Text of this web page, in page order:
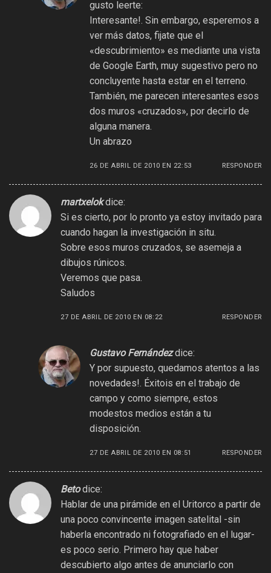
gusto leerte:
Interesante!. Sin embargo, esperemos a
ver más datos, fijate que el
«descubrimiento» es mediante una vista
de Google Earth, muy sugestivo pero no
concluyente hasta estar en el terreno.
También, me parecen interesantes esos
dos muros «cruzados», por decirlo de
alguna manera.
Un abrazo
26 DE ABRIL DE 2010 EN 22:53 RESPONDER
martxelok dice:
Si es cierto, por lo pronto ya estoy invitado para
cuando hagan la investigación in situ.
Sobre esos muros cruzados, se asemeja a
dibujos rúnicos.
Veremos que pasa.
Saludos
27 DE ABRIL DE 2010 EN 08:22 RESPONDER
Gustavo Fernández dice:
Y por supuesto, quedamos atentos a las
novedades!. Éxitois en el trabajo de
campo y como siempre, estos
modestos medios están a tu
disposición.
27 DE ABRIL DE 2010 EN 08:51 RESPONDER
Beto dice:
Hablar de una pirámide en el Uritorco a partir de
una poco convincente imagen satelital -sin
haberla encontrado ni fotografiado en el lugar-
es poco serio. Primero hay que haber
descubierto algo antes de anunciarlo con